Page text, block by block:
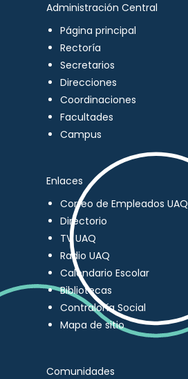
Administración Central
Página principal
Rectoría
Secretarios
Direcciones
Coordinaciones
Facultades
Campus
Enlaces
Correo de Empleados UAQ
Directorio
TV UAQ
Radio UAQ
Calendario Escolar
Bibliotecas
Contraloría Social
Mapa de sitio
Comunidades